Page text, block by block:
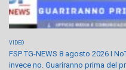
VIDEO
FSP TG-NEWS 8 agosto 2026 I
invece no. Guariranno prima del